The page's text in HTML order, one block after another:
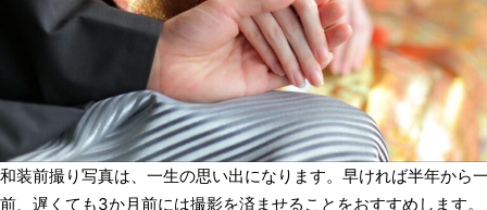
和装前撮り写真は、一生の思い出になります。早ければ半年から
前、遅くても3か月前には撮影を済ませることをおすすめします。